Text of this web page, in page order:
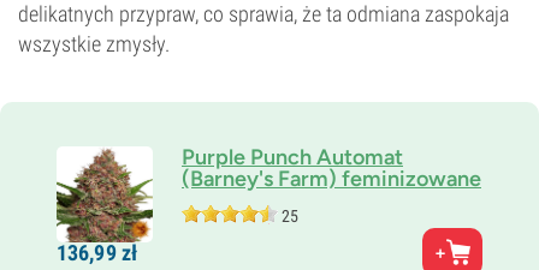
delikatnych przypraw, co sprawia, że ta odmiana zaspokaja
wszystkie zmysły.
Purple Punch Automat
(Barney's Farm) feminizowane
25
Rodzice
Purple Punch x BF Auto Critical
136,99zł